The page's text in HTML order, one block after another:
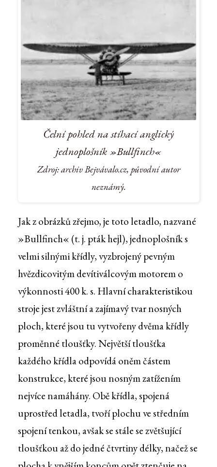
Čelní pohled na stíhací anglický
jednoplošník »Bullfinch«
Zdroj: archiv Bejvávalo.cz, původní autor
neznámý.
Jak z obrázků zřejmo, je toto letadlo, nazvané
»Bullfinch« (t. j. pták hejl), jednoplošník s
velmi silnými křídly, vyzbrojený pevným
hvězdicovitým devítiválcovým motorem o
výkonnosti 400 k. s. Hlavní charakteristikou
stroje jest zvláštní a zajímavý tvar nosných
ploch, které jsou tu vytvořeny dvěma křídly
proměnné tloušťky. Největší tloušťka
každého křídla odpovídá oněm částem
konstrukce, které jsou nosným zatížením
nejvíce namáhány. Obě křídla, spojená
uprostřed letadla, tvoří plochu ve středním
spojení tenkou, avšak se stále se zvětšující
tloušťkou až do jedné čtvrtiny délky, načež se